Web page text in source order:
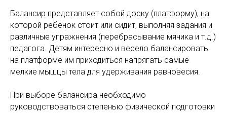
Балансир представляет собой доску (платформу), на
которой ребёнок стоит или сидит, выполняя задания и
различные упражнения (перебрасывание мячика и т.д.)
педагога. Детям интересно и весело балансировать
на платформе им приходиться напрягать самые
мелкие мышцы тела для удерживания равновесия.
При выборе балансира необходимо
руководствоваться степенью физической подготовки